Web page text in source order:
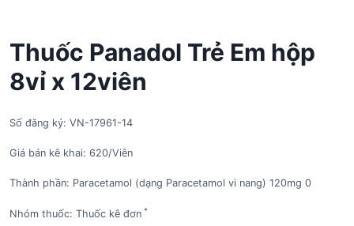
Thuốc Panadol Trẻ Em hộp
8vỉ x 12viên
Số đăng ký: VN-17961-14
Giá bán kê khai: 620/Viên
Thành phần: Paracetamol (dạng Paracetamol vi nang) 120mg 0
Nhóm thuốc: Thuốc kê đơn *